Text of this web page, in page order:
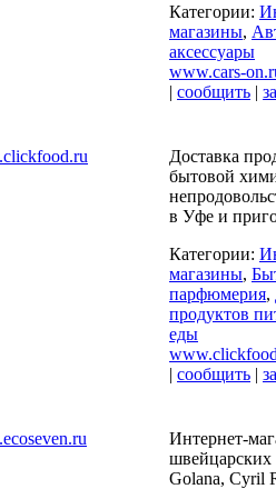
Категории:
магазины,
аксессуары
www.cars-
| сообщить |
Доставка
бытовой
в Уфе и
Категории:
магазины,
парфюмерия,
продуктов
еды
| сообщить |
Интернет-
швейцарских
Golana, Cyril